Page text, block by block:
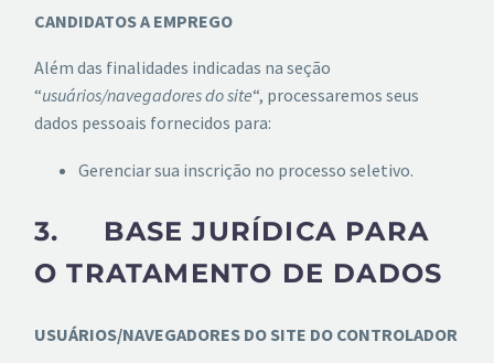
CANDIDATOS A EMPREGO
Além das finalidades indicadas na seção
“usuários/navegadores do site“, processaremos seus
dados pessoais fornecidos para:
Gerenciar sua inscrição no processo seletivo.
3. BASE JURÍDICA PARA
O TRATAMENTO DE DADOS
USUÁRIOS/NAVEGADORES DO SITE DO CONTROLADOR